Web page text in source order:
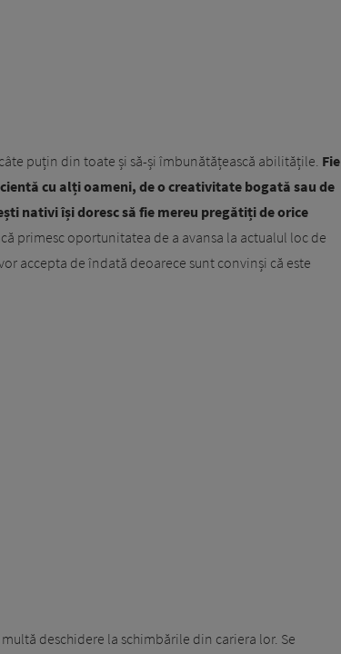
puțin din toate și să-și îmbunătățească abilitățile. Fie
cu alți oameni, de o creativitate bogată sau de
nativi își doresc să fie mereu pregătiți de orice
primesc oportunitatea de a avansa la actualul loc de
accepta de îndată deoarece sunt convinși că este
deschidere la schimbările din cariera lor. Se